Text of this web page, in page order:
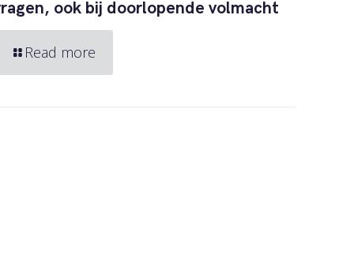
ook bij doorlopende volmacht
Read more